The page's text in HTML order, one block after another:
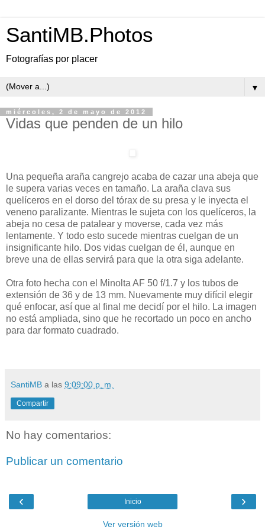
SantiMB.Photos
Fotografías por placer
▼
miércoles, 2 de mayo de 2012
Vidas que penden de un hilo
Una pequeña araña cangrejo acaba de cazar una abeja que
le supera varias veces en tamaño. La araña clava sus
quelíceros en el dorso del tórax de su presa y le inyecta el
veneno paralizante. Mientras le sujeta con los quelíceros, la
abeja no cesa de patalear y moverse, cada vez más
lentamente. Y todo esto sucede mientras cuelgan de un
insignificante hilo. Dos vidas cuelgan de él, aunque en
breve una de ellas servirá para que la otra siga adelante.
Otra foto hecha con el Minolta AF 50 f/1.7 y los tubos de
extensión de 36 y de 13 mm. Nuevamente muy difícil elegir
qué enfocar, así que al final me decidí por el hilo. La imagen
no está ampliada, sino que he recortado un poco en ancho
para dar formato cuadrado.
SantiMB a las 9:09:00 p. m.
Compartir
No hay comentarios:
Publicar un comentario
‹ ›
Inicio
Ver versión web